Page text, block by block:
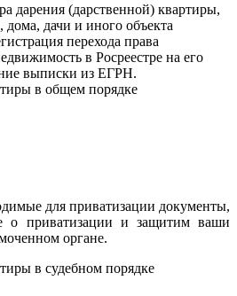
дарения (дарственной) квартиры,
дома, дачи и иного объекта
перехода права
в Росреестре на его
выписки из ЕГРН.
в общем порядке
для приватизации документы,
о приватизации и защитим ваши
органе.
в судебном порядке